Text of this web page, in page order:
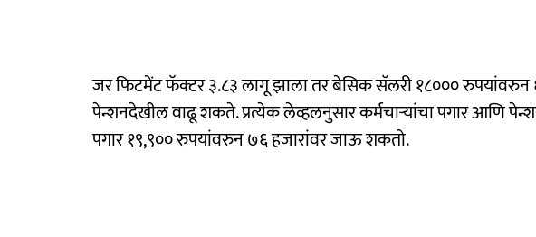
जर फिटमेंट फॅक्टर ३.८३ लागू झाला तर बेसिक सॅलरी १८००० रुपयांवरुन
पेन्शनदेखील वाढू शकते. प्रत्येक लेव्हलनुसार कर्मचाऱ्यांचा पगार आणि
पगार १९,९०० रुपयांवरुन ७६ हजारांवर जाऊ शकतो.